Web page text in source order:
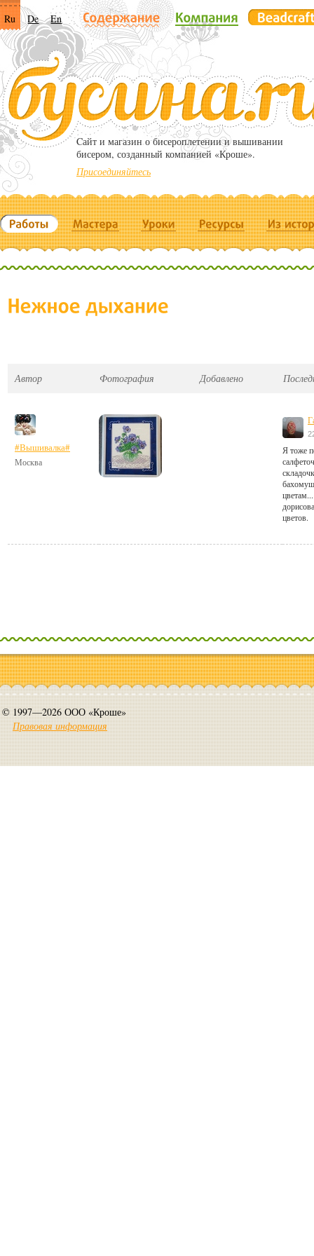
Ru De En
Cайт и магазин о бисероплетении и вышивании
бисером, созданный компанией «Кроше».
Присоединяйтесь
Автор Фотография Добавлено
#Вышивалка#
Москва
Я тоже
цветов.
© 1997—2026 ООО «Кроше»
Правовая информация